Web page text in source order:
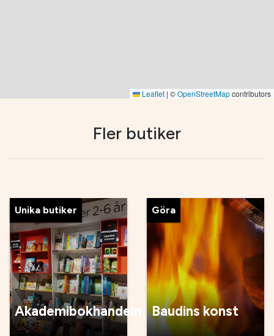
Leaflet | ©OpenStreetMapcontributors
Fler butiker
Unika butiker
Akademibokhandeln
Göra
Baudins konst